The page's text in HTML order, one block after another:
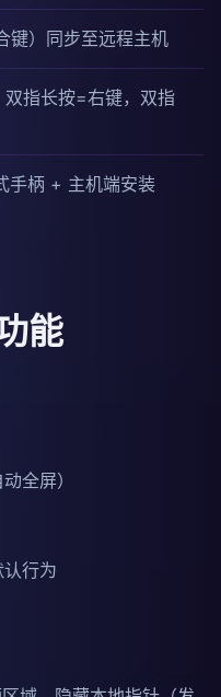
键）同步至远程主机
指长按=右键，双指
手柄 + 主机端安装
能
全屏）
行为